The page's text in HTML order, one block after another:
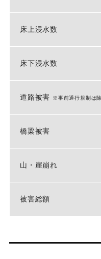
床上浸水数
床下浸水数
道路被害 ※事前通行規制は除
橋梁被害
山・崖崩れ
被害総額